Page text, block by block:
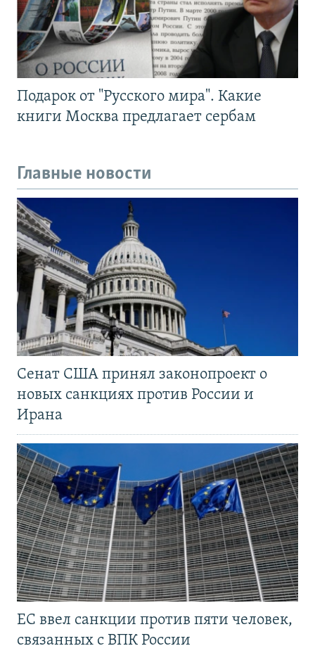
Подарок от "Русского мира". Какие
книги Москва предлагает сербам
Главные новости
Сенат США принял законопроект о
новых санкциях против России и
Ирана
ЕС ввел санкции против пяти человек,
связанных с ВПК России